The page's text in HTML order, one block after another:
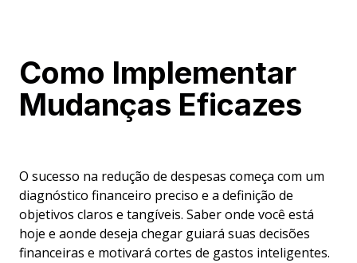
Como Implementar
Mudanças Eficazes
O sucesso na redução de despesas começa com um
diagnóstico financeiro preciso e a definição de
objetivos claros e tangíveis. Saber onde você está
hoje e aonde deseja chegar guiará suas decisões
financeiras e motivará cortes de gastos inteligentes.